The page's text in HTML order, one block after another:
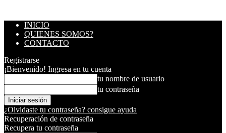
INICIO
QUIENES SOMOS?
CONTACTO
Registrarse
¡Bienvenido! Ingresa en tu cuenta
tu nombre de usuario
tu contraseña
¿Olvidaste tu contraseña? consigue ayuda
Recuperación de contraseña
Recupera tu contraseña